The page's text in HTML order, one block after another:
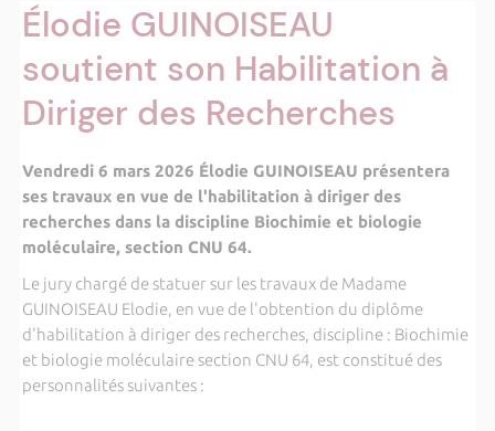
Élodie GUINOISEAU
soutient son Habilitation à
Diriger des Recherches
Vendredi 6 mars 2026 Élodie GUINOISEAU présentera
ses travaux en vue de l'habilitation à diriger des
recherches dans la discipline Biochimie et biologie
moléculaire, section CNU 64.
Le jury chargé de statuer sur les travaux de Madame
GUINOISEAU Elodie, en vue de l'obtention du diplôme
d'habilitation à diriger des recherches, discipline : Biochimie
et biologie moléculaire section CNU 64, est constitué des
personnalités suivantes :